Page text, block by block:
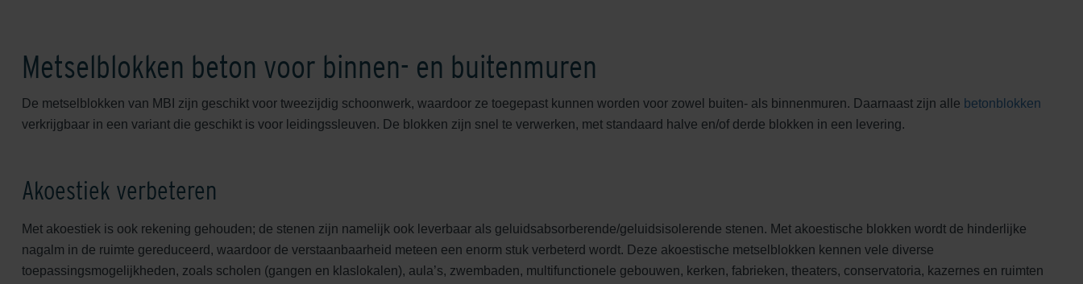
Metselblokken beton voor binnen- en buitenmuren
De metselblokken van MBI zijn geschikt voor tweezijdig schoonwerk, waardoor ze toegepast kunnen worden voor zowel buiten- als binnenmuren. Daarnaast zijn alle betonblokken
verkrijgbaar in een variant die geschikt is voor leidingssleuven. De blokken zijn snel te verwerken, met standaard halve en/of derde blokken in een levering.
Akoestiek verbeteren
Met akoestiek is ook rekening gehouden; de stenen zijn namelijk ook leverbaar als geluidsabsorberende/geluidsisolerende stenen. Met akoestische blokken wordt de hinderlijke
nagalm in de ruimte gereduceerd, waardoor de verstaanbaarheid meteen een enorm stuk verbeterd wordt. Deze akoestische metselblokken kennen vele diverse
toepassingsmogelijkheden, zoals scholen (gangen en klaslokalen), aula’s, zwembaden, multifunctionele gebouwen, kerken, fabrieken, theaters, conservatoria, kazernes en ruimten